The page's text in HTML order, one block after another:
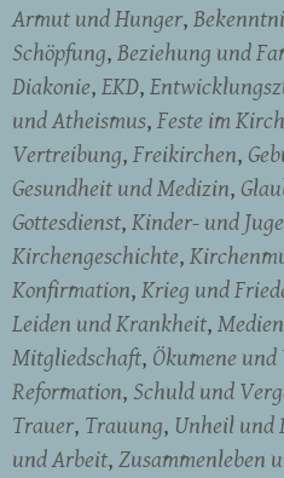
Armut und Hunger
Schöpfung Beziehung und
Diakonie EKD
und Atheismus Feste im
Vertreibung Freikirchen
Gesundheit und Medizin
Gottesdienst Kinder- und
Kirchengeschichte
Konfirmation Krieg und
Leiden und Krankheit Medien
Mitgliedschaft Ökumene
Reformation Schuld und
Trauer Trauung Unheil und
und Arbeit Zusammenleben